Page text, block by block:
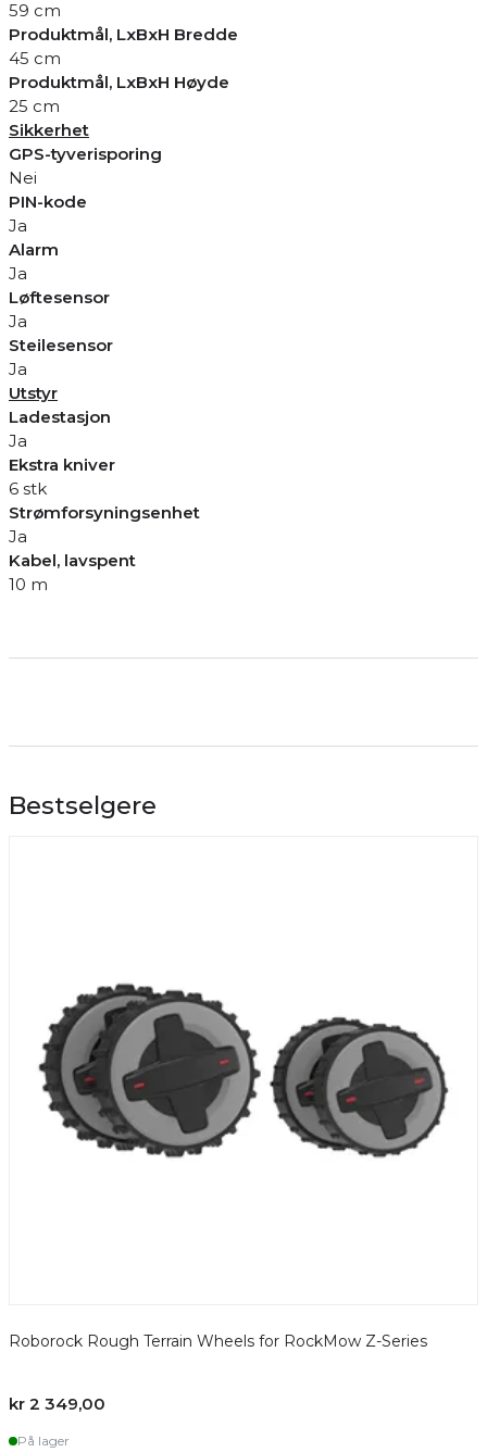
59 cm
Produktmål, LxBxH Bredde
45 cm
Produktmål, LxBxH Høyde
25 cm
Sikkerhet
GPS-tyverisporing
Nei
PIN-kode
Ja
Alarm
Ja
Løftesensor
Ja
Steilesensor
Ja
Utstyr
Ladestasjon
Ja
Ekstra kniver
6 stk
Strømforsyningsenhet
Ja
Kabel, lavspent
10 m
Bestselgere
Roborock Rough Terrain Wheels for RockMow Z-Series
kr 2 349,00
På lager